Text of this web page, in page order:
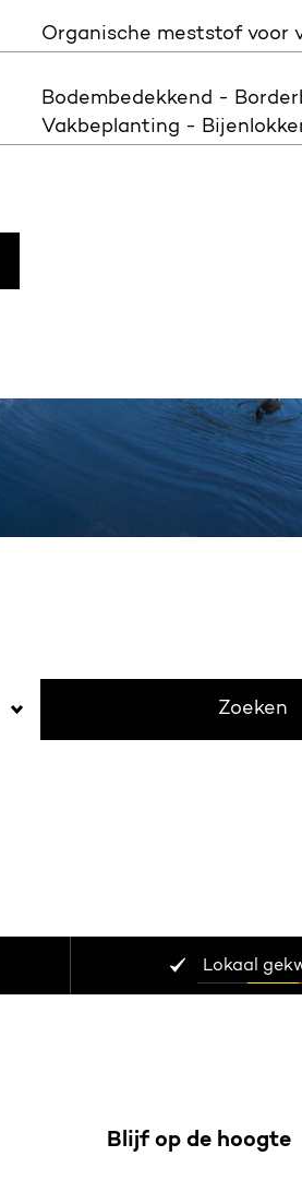
Organische meststof voor
Bodembedekkend -
Vakbeplanting -
Zoeken
Lokaal
Blijf op de hoogte